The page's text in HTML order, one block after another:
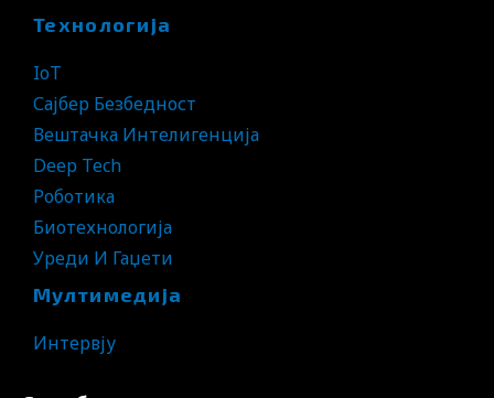
Технологија
IoT
Сајбер Безбедност
Вештачка Интелигенција
Deep Tech
Роботика
Биотехнологија
Уреди И Гаџети
Мултимедија
Интервју